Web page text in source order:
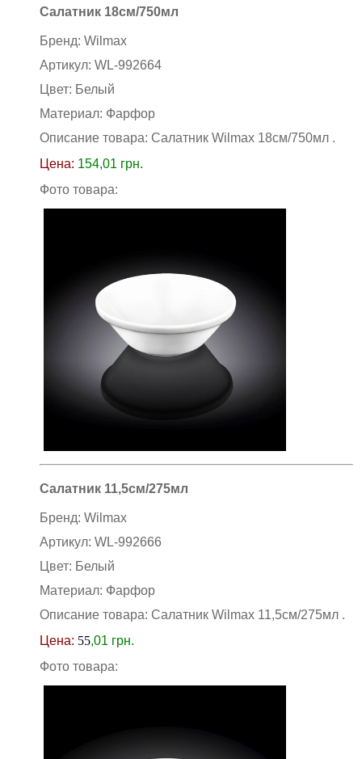
Салатник 18см/750мл
Бренд: Wilmax
Артикул: WL-992664
Цвет: Белый
Материал: Фарфор
Описание товара: Салатник Wilmax 18см/750мл .
Цена: 154,01 грн.
Фото товара:
Салатник 11,5см/275мл
Бренд: Wilmax
Артикул: WL-992666
Цвет: Белый
Материал: Фарфор
Описание товара: Салатник Wilmax 11,5см/275мл .
Цена: 55,01 грн.
Фото товара: